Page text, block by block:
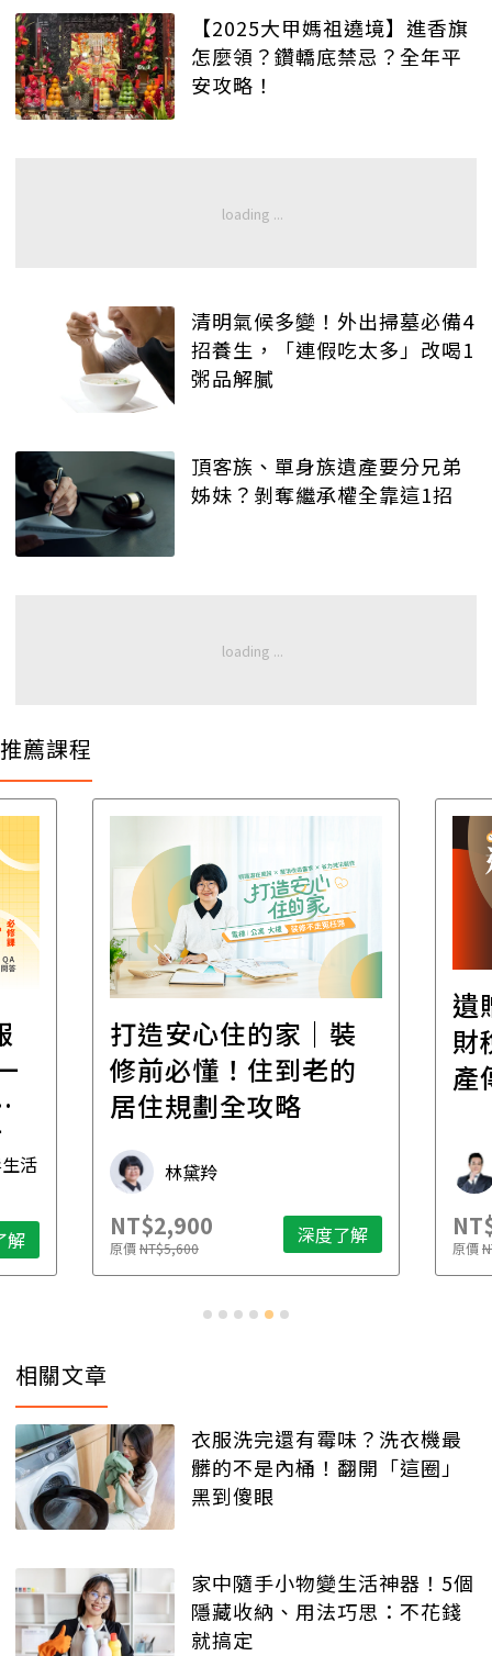
【2025大甲媽祖遶境】進香旗
怎麼領？鑽轎底禁忌？全年平
安攻略！
清明氣候多變！外出掃墓必備4
招養生，「連假吃太多」改喝1
粥品解膩
頂客族、單身族遺產要分兄弟
姊妹？剝奪繼承權全靠這1招
推薦課程
活
解
打造安心住的家｜裝
修前必懂！住到老的
居住規劃全攻略
林黛羚
NT$2,900
原價NT$5,600 深度了解
遺
財
產
原價
相關文章
衣服洗完還有霉味？洗衣機最
髒的不是內桶！翻開「這圈」
黑到傻眼
家中隨手小物變生活神器！5個
隱藏收納、用法巧思：不花錢
就搞定